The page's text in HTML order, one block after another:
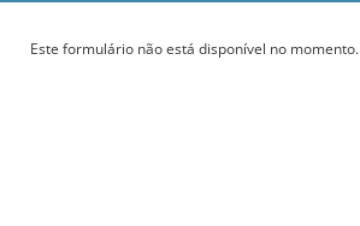
Este formulário não está disponível no momento.